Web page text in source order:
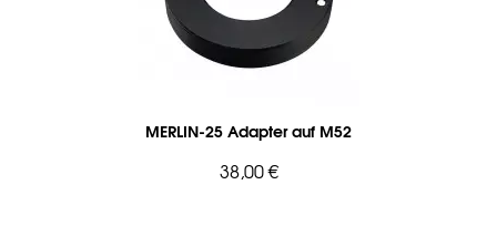
MERLIN-25 Adapter auf M52
38,00 €